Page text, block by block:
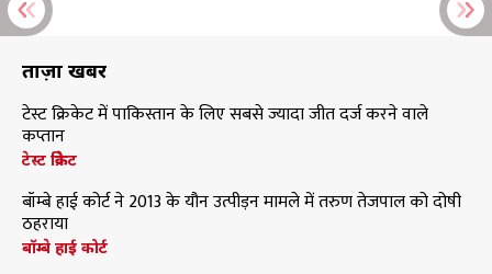
ताज़ा खबरें
टेस्ट क्रिकेट में पाकिस्तान के लिए सबसे ज्यादा जीत दर्ज करने वाले
कप्तान
टेस्ट क्रिकेट
बॉम्बे हाई कोर्ट ने 2013 के यौन उत्पीड़न मामले में तरुण तेजपाल को दोषी
ठहराया
बॉम्बे हाई कोर्ट